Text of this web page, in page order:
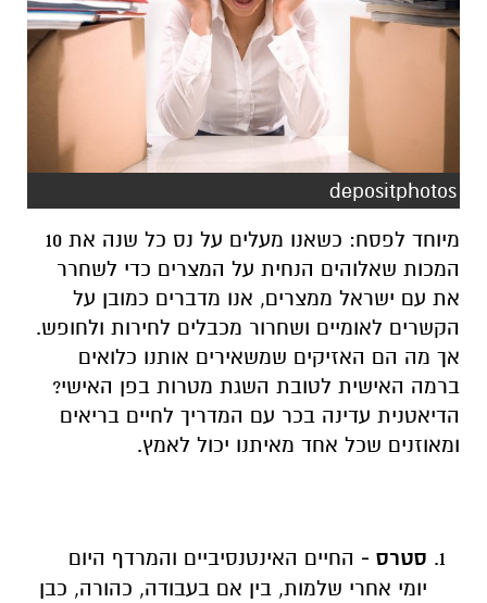
depositphotos
מיוחד לפסח: כשאנו מעלים על נס כל שנה את 10
המכות שאלוהים הנחית על המצרים כדי לשחרר
את עם ישראל ממצרים, אנו מדברים כמובן על
הקשרים לאומיים ושחרור מכבלים לחירות ולחופש.
אך מה הם האזיקים שמשאירים אותנו כלואים
ברמה האישית לטובת השגת מטרות בפן האישי?
הדיאטנית עדינה בכר עם המדריך לחיים בריאים
ומאוזנים שכל אחד מאיתנו יכול לאמץ.
סטרס - החיים האינטנסיביים והמרדף היום
יומי אחרי שלמות, בין אם בעבודה, כהורה, כבן